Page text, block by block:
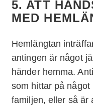
5. ATT
MED
Hemlängtan
antingen är något
händer hemma.
som hittar på
familjen, eller så är